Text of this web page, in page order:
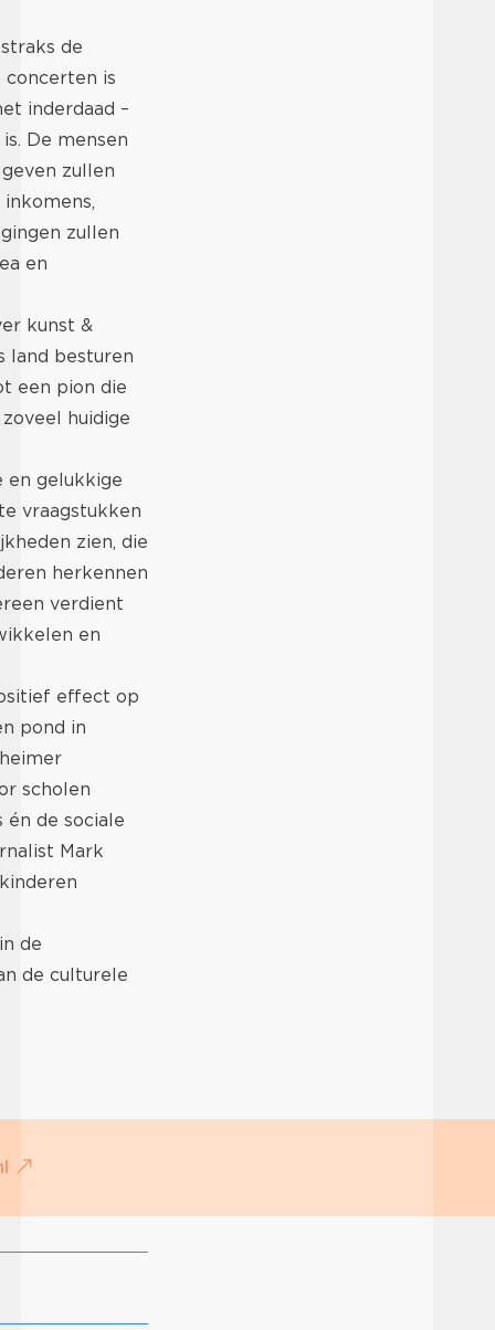
de
is
inderdaad –
De mensen
zullen
zullen
en
kunst &
land besturen
een pion die
huidige
en gelukkige
vraagstukken
zien, die
herkennen
verdient
en
effect op
pond in
scholen
de sociale
Mark
de
de culturele